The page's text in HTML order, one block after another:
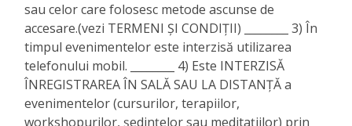
sau celor care folosesc metode ascunse de
accesare.(vezi TERMENI ȘI CONDIȚII) ________ 3) În
timpul evenimentelor este interzisă utilizarea
telefonului mobil. ________ 4) Este INTERZISĂ
ÎNREGISTRAREA ÎN SALĂ SAU LA DISTANȚĂ a
evenimentelor (cursurilor, terapiilor,
workshopurilor, ședințelor sau meditațiilor) prin